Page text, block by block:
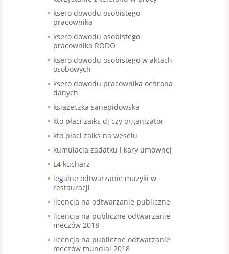
ksero dowodu osobistego
pracownika
ksero dowodu osobistego
pracownika RODO
ksero dowodu osobistego w aktach
osobowych
ksero dowodu pracownika ochrona
danych
książeczka sanepidowska
kto płaci zaiks dj czy organizator
kto płaci zaiks na weselu
kumulacja zadatku i kary umownej
L4 kucharz
legalne odtwarzanie muzyki w
restauracji
licencja na odtwarzanie publiczne
licencja na publiczne odtwarzanie
meczów 2018
licencja na publiczne odtwarzanie
meczów mundial 2018